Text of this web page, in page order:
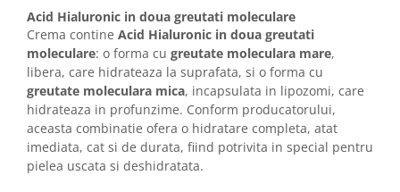
Acid Hialuronic in doua greutati moleculare
Crema contine Acid Hialuronic in doua greutati
moleculare: o forma cu greutate moleculara mare,
libera, care hidrateaza la suprafata, si o forma cu
greutate moleculara mica, incapsulata in lipozomi, care
hidrateaza in profunzime. Conform producatorului,
aceasta combinatie ofera o hidratare completa, atat
imediata, cat si de durata, fiind potrivita in special pentru
pielea uscata si deshidratata.